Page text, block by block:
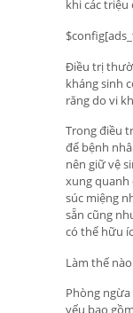
khi các
Điều trị
kháng sinh
răng do vi
Trong điều
để bệnh
nên giữ vệ
xung quanh
súc miệng
sẵn cũng
có thể hữu
Làm thế
Phòng
yếu bao